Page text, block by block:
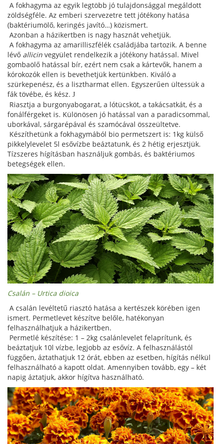
A fokhagyma az egyik legtöbb jó tulajdonsággal megáldott
zöldségféle. Az emberi szervezetre tett jótékony hatása
(baktériumölő, keringés javító…) közismert.
Azonban a házikertben is nagy hasznát vehetjük.
A fokhagyma az amarilliszfélék családjába tartozik. A benne
lévő allicin vegyület rendelkezik a jótékony hatással. Mivel
gombaölő hatással bír, ezért nem csak a kártevők, hanem a
kórokozók ellen is bevethetjük kertünkben. Kiváló a
szürkepenész, és a lisztharmat ellen. Egyszerűen ültessük a
fák tövébe, és kész. J
Riasztja a burgonyabogarat, a lótücsköt, a takácsatkát, és a
fonálférgeket is. Különösen jó hatással van a paradicsommal,
uborkával, sárgarépával és szamócával összeültetve.
Készíthetünk a fokhagymából bio permetszert is: 1kg külső
pikkelylevelet 5l esővízbe beáztatunk, és 2 hétig erjesztjük.
Tízszeres hígításban használjuk gombás, és baktériumos
betegségek ellen.
Csalán – Urtica dioica
A csalán levéltetű riasztó hatása a kertészek körében igen
ismert. Permetlevet készítve belőle, hatékonyan
felhasználhatjuk a házikertben.
Permetlé készítése: 1 – 2kg csalánlevelet felaprítunk, és
beáztatjuk 10l vízbe, legjobb az esővíz. A felhasználástól
függően, áztathatjuk 12 órát, ebben az esetben, hígítás nélkül
felhasználható a kapott oldat. Amennyiben tovább, egy – két
napig áztatjuk, akkor hígítva használható.